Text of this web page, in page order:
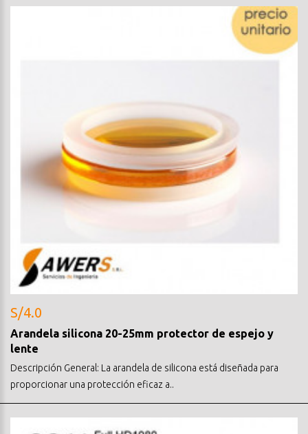
S/4.0
Arandela silicona 20-25mm protector de espejo y
lente
Descripción General: La arandela de silicona está diseñada para
proporcionar una protección eficaz a..